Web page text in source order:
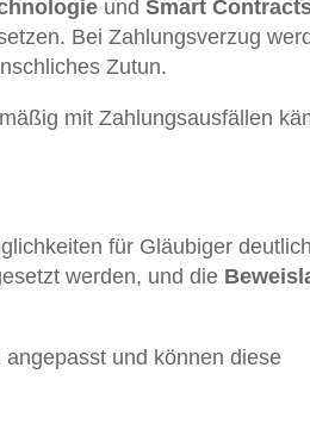
und Smart
Bei Zahlungsverzug
Zutun.
mit Zahlungsausfällen
für Gläubiger deutlich
werden, und die
und können diese